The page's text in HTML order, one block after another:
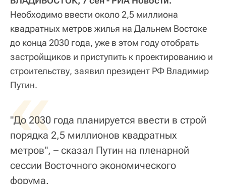
Необходимо ввести около 2,5 миллиона
квадратных метров жилья на Дальнем Востоке
до конца 2030 года, уже в этом году отобрать
застройщиков и приступить к проектированию и
строительству, заявил президент РФ Владимир
Путин.
«
"До 2030 года планируется ввести в строй
порядка 2,5 миллионов квадратных
метров", – сказал Путин на пленарной
сессии Восточного экономического
форума.